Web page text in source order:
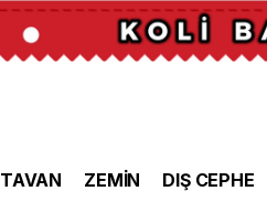
TAVAN ZEMİN DIŞ CEPHE